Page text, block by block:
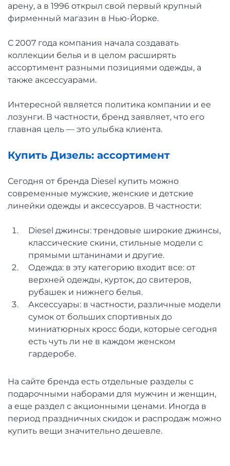
арену, а в 1996 открыл свой первый крупный
фирменный магазин в Нью-Йорке.
С 2007 года компания начала создавать
коллекции белья и в целом расширять
ассортимент разными позициями одежды, а
также аксессуарами.
Интересной является политика компании и ее
лозунги. В частности, бренд заявляет, что его
главная цель — это улыбка клиента.
Купить Дизель: ассортимент
Сегодня от бренда Diesel купить можно
современные мужские, женские и детские
линейки одежды и аксессуаров. В частности:
Diesel джинсы: трендовые широкие джинсы,
классические скини, стильные модели с
прямыми штанинами и другие.
Одежда: в эту категорию входит все: от
верхней одежды, курток, до свитеров,
рубашек и нижнего белья.
Аксессуары: в частности, различные модели
сумок от больших спортивных до
миниатюрных кросс боди, которые сегодня
есть чуть ли не в каждом женском
гардеробе.
На сайте бренда есть отдельные разделы с
подарочными наборами для мужчин и женщин,
а еще раздел с акционными ценами. Иногда в
период праздничных скидок и распродаж можно
купить вещи значительно дешевле.